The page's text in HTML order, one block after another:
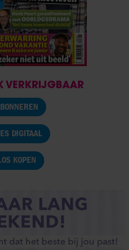
VERKRIJGBAAR
DIGITAAL
KOPEN